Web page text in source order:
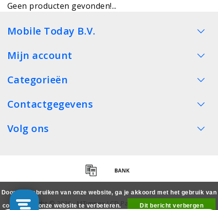
Geen producten gevonden!...
Mobile Today B.V.
Mijn account
Categorieën
Contactgegevens
Volg ons
Copyright © 2026 - MTimpex LCD Parts Cases Groothandel
Door het gebruiken van onze website, ga je akkoord met het gebruik van
cookies om onze website te verbeteren.
Dit bericht verbergen